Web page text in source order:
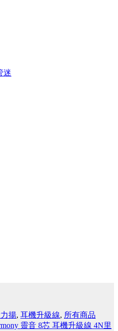
迷
力揚, 耳機升級線, 所有商品
靈音 8芯 耳機升級線 4N里